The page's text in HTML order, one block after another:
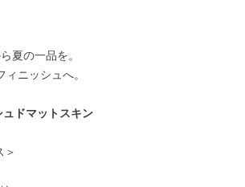
夏の一品を。
ニッシュへ。
ドマットスキン
＞